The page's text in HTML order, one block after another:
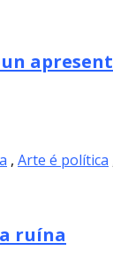
, Arte é política
ruína